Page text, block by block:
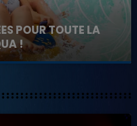
POUR TOUTE LA
!